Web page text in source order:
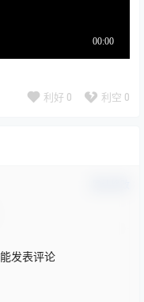
利好 0 利空 0
发表评论